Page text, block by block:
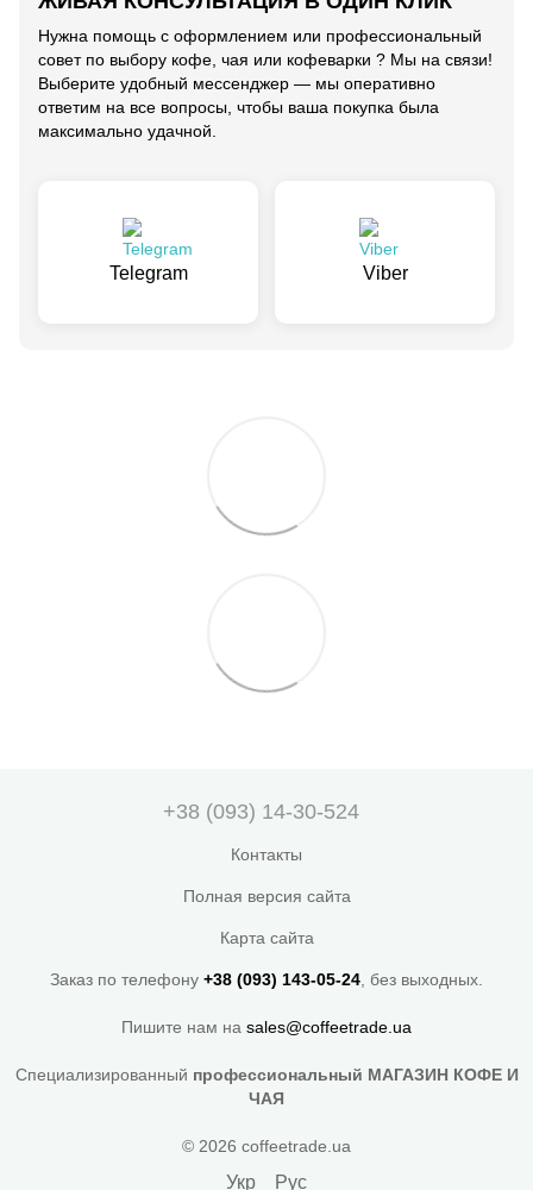
Нужна помощь с оформлением или профессиональный
совет по выбору кофе, чая или кофеварки ? Мы на связи!
Выберите удобный мессенджер — мы оперативно
ответим на все вопросы, чтобы ваша покупка была
максимально удачной.
Telegram Viber
+38 (093) 14-30-524
Контакты
Полная версия сайта
Карта сайта
Заказ по телефону +38 (093) 143-05-24 , без выходных.
Пишите нам на sales@coffeetrade.ua
Специализированный профессиональный МАГАЗИН КОФЕ И
ЧАЯ
© 2026 coffeetrade.ua
Укр Рус